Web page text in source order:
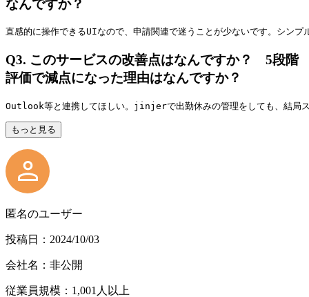
なんですか？
直感的に操作できるUIなので、申請関連で迷うことが少ないです。シン
Q3. このサービスの改善点はなんですか？ 5段階
評価で減点になった理由はなんですか？
Outlook等と連携してほしい。jinjerで出勤休みの管理をしても、結局ス
もっと見る
匿名のユーザー
投稿日：2024/10/03
会社名：非公開
従業員規模：1,001人以上